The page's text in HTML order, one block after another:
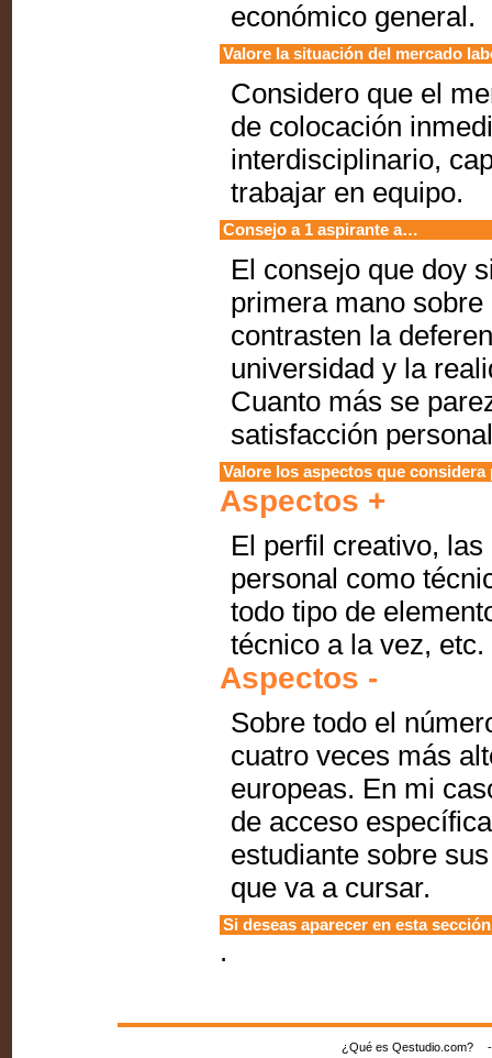
económico general.
Valore la situación del mercado
Considero que el
de colocación
interdisciplinario,
trabajar en equipo.
Consejo a 1 aspirante a…
El consejo que doy
primera mano
contrasten la
universidad y la
Cuanto más se
satisfacción
Valore los aspectos que
Aspectos +
El perfil creativo,
personal como
todo tipo de
técnico a la vez, etc.
Aspectos -
Sobre todo el
cuatro veces más
europeas. En mi
de acceso
estudiante sobre
que va a cursar.
Si deseas aparecer en esta
.
¿Qué es Qestudio.com?